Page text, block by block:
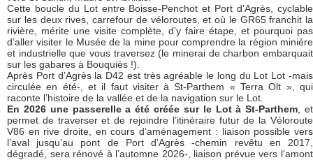
Cette boucle du Lot entre Boisse-Penchot et Port d’Agrès, cyclable
sur les deux rives, carrefour de véloroutes, et où le GR65 franchit la
rivière, mérite une visite complète, d’y faire étape, et pourquoi pas
d’aller visiter le Musée de la mine pour comprendre la région minière
et industrielle que vous traversez (le minerai de charbon embarquait
sur les gabares à Bouquiès !).
Après Port d’Agrès la D42 est très agréable le long du Lot Lot -mais
circulée en été-, et il faut visiter à St-Parthem « Terra Olt », qui
raconte l’histoire de la vallée et de la navigation sur le Lot.
En 2026 une passerelle a été créée sur le Lot à St-Parthem , et
permet de traverser et de rejoindre l’itinéraire futur de la Véloroute
V86 en rive droite, en cours d’aménagement : liaison possible vers
l’aval jusqu’au pont de Port d’Agrès -chemin revêtu en 2017,
dégradé, sera rénové à l’automne 2026-, liaison prévue vers l’amont